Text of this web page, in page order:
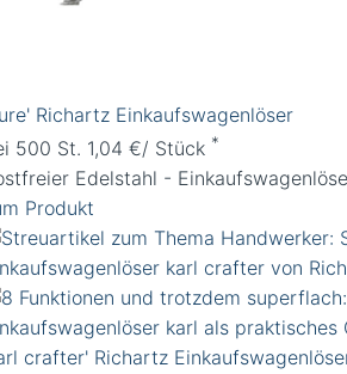
Richartz Einkaufswagenlöser
500 St. 1,04 €/ Stück *
Edelstahl -
Produkt
crafter' Richartz